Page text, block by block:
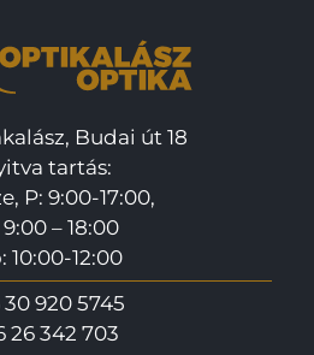
Budai út 18
tartás:
P: 9:00-17:00,
9:00 – 18:00
10:00-12:00
30 920 5745
26 342 703